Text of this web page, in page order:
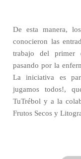
De esta manera,
conocieron las
trabajo del primer
pasando por la
La iniciativa es
jugamos todos!,
TuTrébol y a la
Frutos Secos y